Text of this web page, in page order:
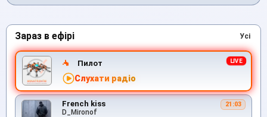
Зараз в ефірі Усі
Пилот
Слухати радіо
French kiss 21:03
D_Mironof